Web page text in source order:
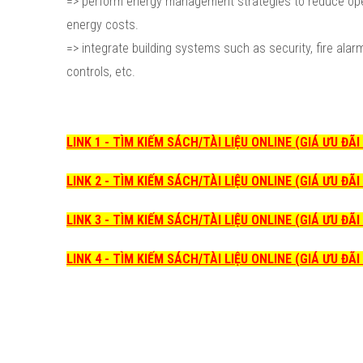
energy costs.
=> integrate building systems such as security, fire
controls, etc.
LINK 1 - TÌM KIẾM SÁCH/TÀI LIỆU ONLINE (GIÁ ƯU
LINK 2 - TÌM KIẾM SÁCH/TÀI LIỆU ONLINE (GIÁ ƯU
LINK 3 - TÌM KIẾM SÁCH/TÀI LIỆU ONLINE (GIÁ ƯU
LINK 4 - TÌM KIẾM SÁCH/TÀI LIỆU ONLINE (GIÁ ƯU